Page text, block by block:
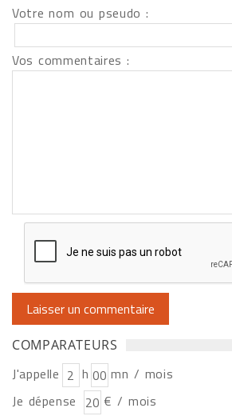
Votre nom ou pseudo :
Vos commentaires :
COMPARATEURS
J'appelle h
mn / mois
Je dépense
€ / mois